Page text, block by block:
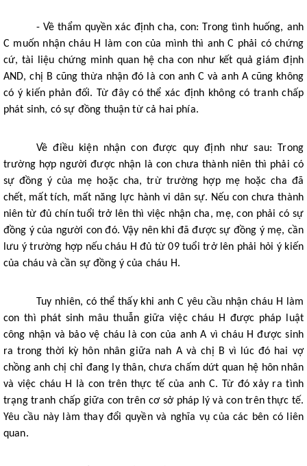
- Về thẩm quyền xác định cha, con: Trong tình huống, anh
C muốn nhận cháu H làm con của mình thì anh C phải có chứng
cứ, tài liệu chứng minh quan hệ cha con như kết quả giám định
AND, chị B cũng thừa nhận đó là con anh C và anh A cũng không
có ý kiến phản đối. Từ đây có thể xác định không có tranh chấp
phát sinh, có sự đồng thuận từ cả hai phía.
Về điều kiện nhận con được quy định như sau: Trong
trường hợp người được nhận là con chưa thành niên thì phải có
sự đồng ý của mẹ hoặc cha, trừ trường hợp mẹ hoặc cha đã
chết, mất tích, mất năng lực hành vi dân sự. Nếu con chưa thành
niên từ đủ chín tuổi trở lên thì việc nhận cha, mẹ, con phải có sự
đồng ý của người con đó. Vậy nên khi đã được sự đồng ý mẹ, cần
lưu ý trường hợp nếu cháu H đủ từ 09 tuổi trở lên phải hỏi ý kiến
của cháu và cần sự đồng ý của cháu H.
Tuy nhiên, có thể thấy khi anh C yêu cầu nhận cháu H làm
con thì phát sinh mâu thuẫn giữa việc cháu H được pháp luật
công nhận và bảo vệ cháu là con của anh A vì cháu H được sinh
ra trong thời kỳ hôn nhân giữa nah A và chị B vì lúc đó hai vợ
chồng anh chị chỉ đang ly thân, chưa chấm dứt quan hệ hôn nhân
và việc cháu H là con trên thực tế của anh C. Từ đó xảy ra tình
trạng tranh chấp giữa con trên cơ sở pháp lý và con trên thực tế.
Yêu cầu này làm thay đổi quyền và nghĩa vụ của các bên có liên
quan.